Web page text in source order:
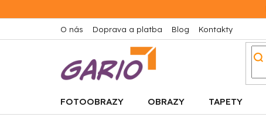
na
O nás Doprava a platba Blog Kontakty
FOTOOBRAZY OBRAZY TAPETY